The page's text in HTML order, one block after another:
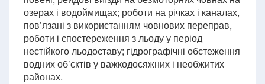
озерах і водоймищах; роботи на річках і каналах,
пов’язані з використанням човнових переправ,
роботи і спостереження з льоду у період
нестійкого льодоставу; гідрографічні обстеження
водних об’єктів у важкодосяжних і необжитих
районах.